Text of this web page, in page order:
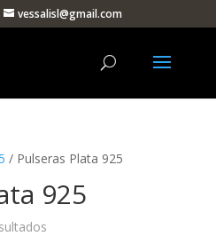
vessalisl@gmail.com
/ Pulseras Plata 925
925
Ordenado